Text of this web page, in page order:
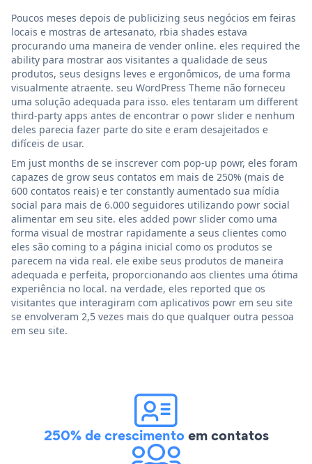
Poucos meses depois de publicizing seus negócios em feiras
locais e mostras de artesanato, rbia shades estava
procurando uma maneira de vender online. eles required the
ability para mostrar aos visitantes a qualidade de seus
produtos, seus designs leves e ergonômicos, de uma forma
visualmente atraente. seu WordPress Theme não forneceu
uma solução adequada para isso. eles tentaram um different
third-party apps antes de encontrar o powr slider e nenhum
deles parecia fazer parte do site e eram desajeitados e
difíceis de usar.
Em just months de se inscrever com pop-up powr, eles foram
capazes de grow seus contatos em mais de 250% (mais de
600 contatos reais) e ter constantly aumentado sua mídia
social para mais de 6.000 seguidores utilizando powr social
alimentar em seu site. eles added powr slider como uma
forma visual de mostrar rapidamente a seus clientes como
eles são coming to a página inicial como os produtos se
parecem na vida real. ele exibe seus produtos de maneira
adequada e perfeita, proporcionando aos clientes uma ótima
experiência no local. na verdade, eles reported que os
visitantes que interagiram com aplicativos powr em seu site
se envolveram 2,5 vezes mais do que qualquer outra pessoa
em seu site.
250% de crescimentoem contatos